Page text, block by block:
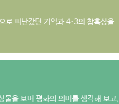
로 피난갔던 기억과 4·3의 참혹상을
물을 보며 평화의 의미를 생각해 보고,